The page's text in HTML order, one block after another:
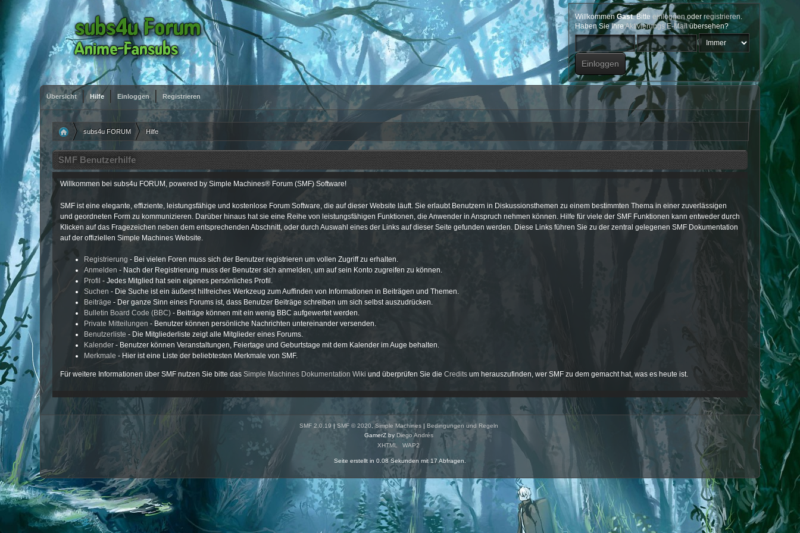
WillkommenGast. Bitte einloggenoderregistrieren.
Haben Sie IhreAktivierungs E-Mailübersehen?
Übersicht Hilfe Einloggen Registrieren
subs4u FORUM
»
Hilfe
SMF Benutzerhilfe
Willkommen bei subs4u FORUM, powered by Simple Machines® Forum (SMF) Software!
SMF ist eine elegante, effiziente, leistungsfähige und kostenlose Forum Software, die auf dieser Website läuft. Sie erlaubt Benutzern in Diskussionsthemen zu einem bestimmten Thema in einer zuverlässigen
und geordneten Form zu kommunizieren. Darüber hinaus hat sie eine Reihe von leistungsfähigen Funktionen, die Anwender in Anspruch nehmen können. Hilfe für viele der SMF Funktionen kann entweder durch
Klicken auf das Fragezeichen neben dem entsprechenden Abschnitt, oder durch Auswahl eines der Links auf dieser Seite gefunden werden. Diese Links führen Sie zu der zentral gelegenen SMF Dokumentation
auf der offiziellen Simple Machines Website.
Registrierung - Bei vielen Foren muss sich der Benutzer registrieren um vollen Zugriff zu erhalten.
Anmelden - Nach der Registrierung muss der Benutzer sich anmelden, um auf sein Konto zugreifen zu können.
Profil - Jedes Mitglied hat sein eigenes persönliches Profil.
Suchen - Die Suche ist ein äußerst hilfreiches Werkzeug zum Auffinden von Informationen in Beiträgen und Themen.
Beiträge - Der ganze Sinn eines Forums ist, dass Benutzer Beiträge schreiben um sich selbst auszudrücken.
Bulletin Board Code (BBC)- Beiträge können mit ein wenig BBC aufgewertet werden.
Private Mitteilungen - Benutzer können persönliche Nachrichten untereinander versenden.
Benutzerliste - Die Mitgliederliste zeigt alle Mitglieder eines Forums.
Kalender- Benutzer können Veranstaltungen, Feiertage und Geburtstage mit dem Kalender im Auge behalten.
Merkmale - Hier ist eine Liste der beliebtesten Merkmale von SMF.
Für weitere Informationen über SMF nutzen Sie bitte das Simple Machines Dokumentation Wiki und überprüfen Sie die Creditsum herauszufinden, wer SMF zu dem gemacht hat, was es heute ist.
SMF 2.0.19 | SMF © 2020,Simple Machines| Bedingungen und Regeln
GamerZ by Diego Andrés
XHTML
WAP2
Seite erstellt in 0.08 Sekunden mit 17 Abfragen.